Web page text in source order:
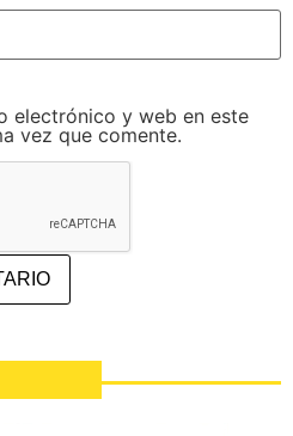
electrónico y web en este
vez que comente.